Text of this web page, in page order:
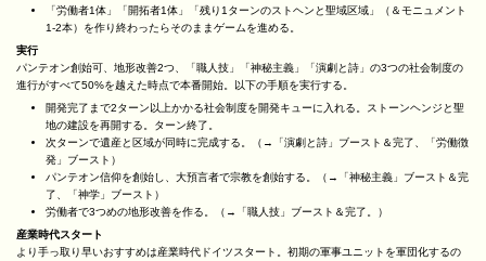
「労働者1体」「開拓者1体」「残り1ターンのストヘンと聖域区域」（＆モニュメント
1-2本）を作り終わったらそのままゲームを進める。
実行
パンテオン創始可、地形改善2つ、「職人技」「神秘主義」「演劇と詩」の3つの社会制度の
進行がすべて50%を越えた時点で本番開始。以下の手順を実行する。
開発完了まで2ターン以上かかる社会制度を開発キューに入れる。ストーンヘンジと聖
地の建設を再開する。ターン終了。
次ターンで遺産と区域が同時に完成する。（→「演劇と詩」ブースト＆完了、「労働徴
発」ブースト）
パンテオン信仰を創始し、大預言者で宗教を創始する。（→「神秘主義」ブースト＆完
了、「神学」ブースト）
労働者で3つめの地形改善を作る。（→「職人技」ブースト＆完了。）
産業時代スタート
より手っ取り早いおすすめは産業時代ドイツスタート。初期の軍事ユニットを軍団化するの